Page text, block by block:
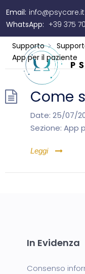
Email: info@psycare.it
WhatsApp: +39 375
App
Supporto
App per il paziente
Come
Date: 25/07/
Sezione: App
Leggi
In Evidenza
Consenso